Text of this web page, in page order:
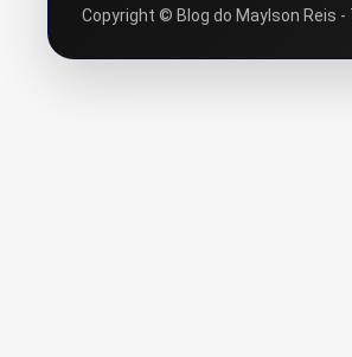
Copyright © Blog do Maylson Reis